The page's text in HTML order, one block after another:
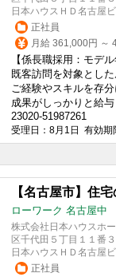
日本ハウスＨＤ名古屋
正社員
月給 361,000円 ～
【係長職採用： モデル
既客訪問を対象とし
ご経験やスキルを存
成果がしっかりと給
23020-51987261
受理日：8月1日 有効期
【名古屋市】住
ローワーク 名古屋中
株式会社日本ハウスホ
区千代田５丁目１１番
日本ハウスＨＤ名古屋
正社員